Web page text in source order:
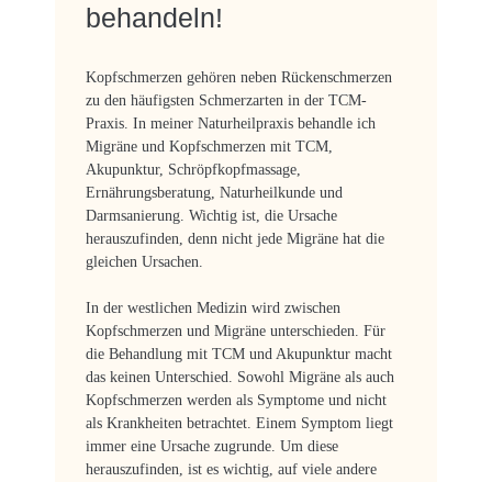
behandeln!
Kopfschmerzen gehören neben Rückenschmerzen
zu den häufigsten Schmerzarten in der TCM-
Praxis. In meiner Naturheilpraxis behandle ich
Migräne und Kopfschmerzen mit TCM,
Akupunktur, Schröpfkopfmassage,
Ernährungsberatung, Naturheilkunde und
Darmsanierung. Wichtig ist, die Ursache
herauszufinden, denn nicht jede Migräne hat die
gleichen Ursachen.
In der westlichen Medizin wird zwischen
Kopfschmerzen und Migräne unterschieden. Für
die Behandlung mit TCM und Akupunktur macht
das keinen Unterschied. Sowohl Migräne als auch
Kopfschmerzen werden als Symptome und nicht
als Krankheiten betrachtet. Einem Symptom liegt
immer eine Ursache zugrunde. Um diese
herauszufinden, ist es wichtig, auf viele andere